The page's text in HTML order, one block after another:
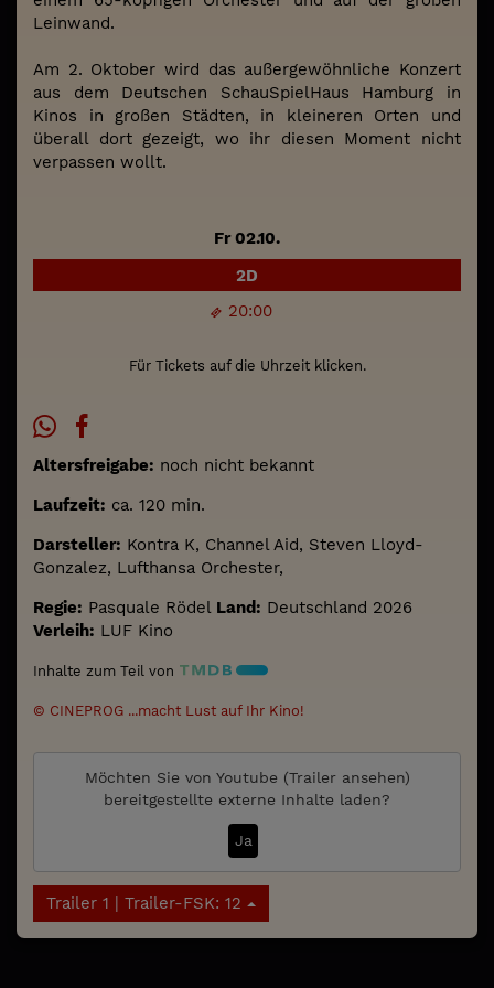
Leinwand.
Am 2. Oktober wird das außergewöhnliche Konzert
aus dem Deutschen SchauSpielHaus Hamburg in
Kinos in großen Städten, in kleineren Orten und
überall dort gezeigt, wo ihr diesen Moment nicht
verpassen wollt.
Fr 02.10.
20:00
2D
Für Tickets auf die Uhrzeit klicken.
Altersfreigabe: noch nicht bekannt
Laufzeit: ca. 120 min.
Darsteller: Kontra K, Channel Aid, Steven Lloyd-
Gonzalez, Lufthansa Orchester,
Regie: Pasquale Rödel Land: Deutschland 2026
Verleih: LUF Kino
Inhalte zum Teil von
© CINEPROG ...macht Lust auf Ihr Kino!
Möchten Sie von Youtube (Trailer ansehen)
bereitgestellte externe Inhalte laden?
Ja
Trailer 1 | Trailer-FSK: 12